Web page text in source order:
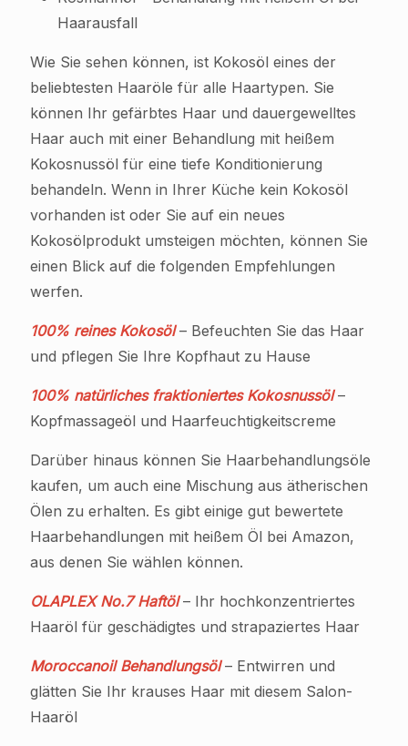
Haarausfall
Wie Sie sehen können, ist Kokosöl eines der
beliebtesten Haaröle für alle Haartypen. Sie
können Ihr gefärbtes Haar und dauergewelltes
Haar auch mit einer Behandlung mit heißem
Kokosnussöl für eine tiefe Konditionierung
behandeln. Wenn in Ihrer Küche kein Kokosöl
vorhanden ist oder Sie auf ein neues
Kokosölprodukt umsteigen möchten, können Sie
einen Blick auf die folgenden Empfehlungen
werfen.
100% reines Kokosöl– Befeuchten Sie das Haar
und pflegen Sie Ihre Kopfhaut zu Hause
100% natürliches fraktioniertes Kokosnussöl–
Kopfmassageöl und Haarfeuchtigkeitscreme
Darüber hinaus können Sie Haarbehandlungsöle
kaufen, um auch eine Mischung aus ätherischen
Ölen zu erhalten. Es gibt einige gut bewertete
Haarbehandlungen mit heißem Öl bei Amazon,
aus denen Sie wählen können.
OLAPLEX No.7 Haftöl– Ihr hochkonzentriertes
Haaröl für geschädigtes und strapaziertes Haar
Moroccanoil Behandlungsöl– Entwirren und
glätten Sie Ihr krauses Haar mit diesem Salon-
Haaröl